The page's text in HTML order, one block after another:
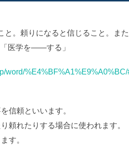
と。頼りになると信じること。
医学を――する」
word/
信頼といいます。
頼れたりする場合に使われます。
す。